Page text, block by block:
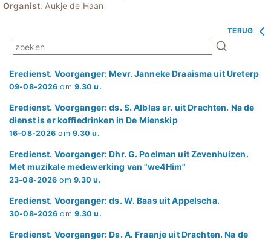
Organist: Aukje de Haan
TERUG
Eredienst. Voorganger: Mevr. Janneke Draaisma uit Ureterp
09-08-2026 om 9.30 u.
Eredienst. Voorganger: ds. S. Alblas sr. uit Drachten. Na de
dienst is er koffiedrinken in De Mienskip
16-08-2026 om 9.30 u.
Eredienst. Voorganger: Dhr. G. Poelman uit Zevenhuizen.
Met muzikale medewerking van "we4Him"
23-08-2026 om 9.30 u.
Eredienst. Voorganger: ds. W. Baas uit Appelscha.
30-08-2026 om 9.30 u.
Eredienst. Voorganger: Ds. A. Fraanje uit Drachten. Na de